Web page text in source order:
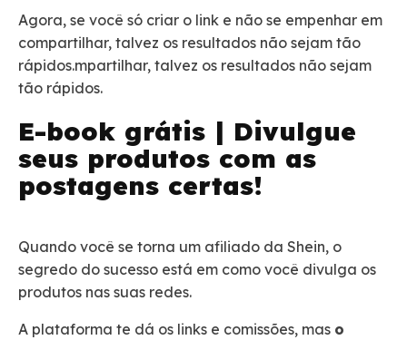
Agora, se você só criar o link e não se empenhar em
compartilhar, talvez os resultados não sejam tão
rápidos.mpartilhar, talvez os resultados não sejam
tão rápidos.
E-book grátis | Divulgue
seus produtos com as
postagens certas!
Quando você se torna um afiliado da Shein, o
segredo do sucesso está em como você divulga os
produtos nas suas redes.
A plataforma te dá os links e comissões, mas o